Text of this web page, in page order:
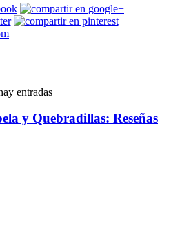
entradas
y Quebradillas: Reseñas